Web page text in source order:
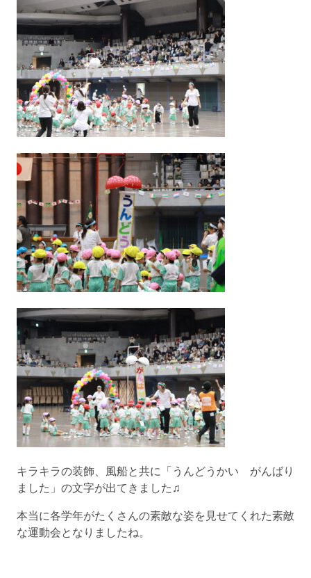
キラキラの装飾、風船と共に「うんどうかい がんばり
ました」の文字が出てきました♫
本当に各学年がたくさんの素敵な姿を見せてくれた素敵
な運動会となりましたね。